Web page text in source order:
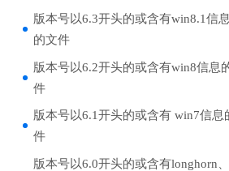
版本号以6.3开头的或含有win8.1信
的文件
版本号以6.2开头的或含有win8信息
件
版本号以6.1开头的或含有 win7信息
件
版本号以6.0开头的或含有longhorn